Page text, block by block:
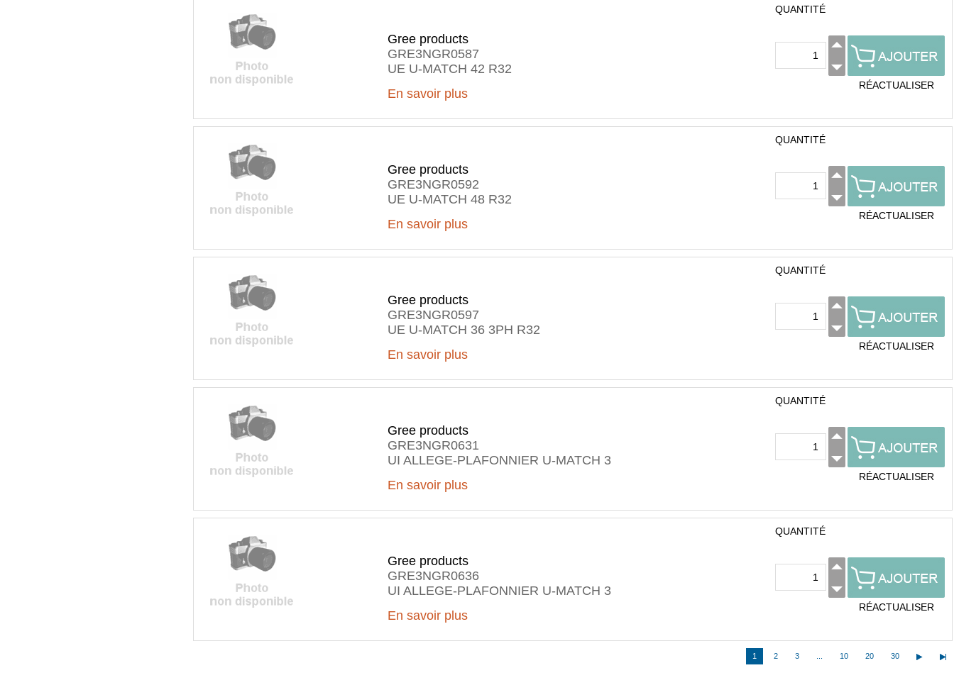
Gree products
GRE3NGR0587
UE U-MATCH 42 R32
En savoir plus
QUANTITÉ
RÉACTUALISER
Gree products
GRE3NGR0592
UE U-MATCH 48 R32
En savoir plus
QUANTITÉ
RÉACTUALISER
Gree products
GRE3NGR0597
UE U-MATCH 36 3PH R32
En savoir plus
QUANTITÉ
RÉACTUALISER
Gree products
GRE3NGR0631
UI ALLEGE-PLAFONNIER U-MATCH 3
En savoir plus
QUANTITÉ
RÉACTUALISER
Gree products
GRE3NGR0636
UI ALLEGE-PLAFONNIER U-MATCH 3
En savoir plus
QUANTITÉ
RÉACTUALISER
1 2 3 10 20 30